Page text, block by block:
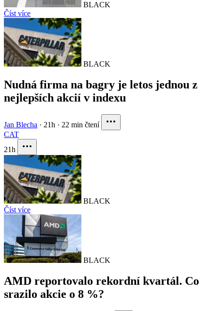
BLACK
Číst více
BLACK
Nudná firma na bagry je letos jednou z
nejlepších akcií v indexu
Jan Blecha · 21h · 22 min čtení
CAT
21h
BLACK
Číst více
BLACK
AMD reportovalo rekordní kvartál. Co
srazilo akcie o 8 %?